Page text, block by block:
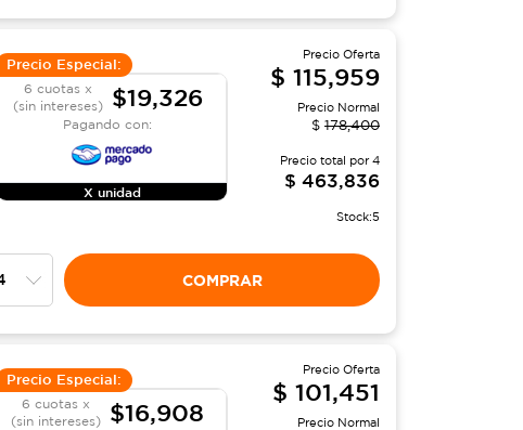
Precio Especial:
6 cuotas x
(sin intereses)
$19,326
Pagando con:
X unidad
Precio Oferta
$ 115,959
Precio Normal
$ 178,400
Precio total por4
$ 463,836
Stock:5
COMPRAR
Precio Especial:
6 cuotas x
(sin intereses)
$16,908
Precio Oferta
$ 101,451
Precio Normal